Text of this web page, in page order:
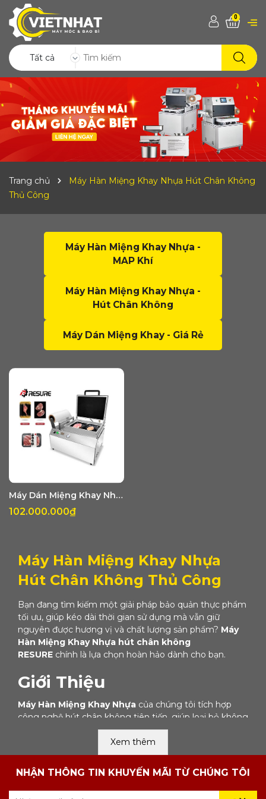
Tất cả
0
Trang chủ
Máy Hàn Miệng Khay Nhựa Hút Chân Không
Thủ Công
Máy Hàn Miệng Khay Nhựa -
MAP Khí
Máy Hàn Miệng Khay Nhựa -
Hút Chân Không
Máy Dán Miệng Khay - Giá Rẻ
Máy Dán Miệng Khay Nhựa Kèm Hút Chân Không Hoặc MAP Khí DQ240
102.000.000₫
Máy Hàn Miệng Khay Nhựa
Hút Chân Không Thủ Công
Bạn đang tìm kiếm một giải pháp bảo quản thực phẩm
tối ưu, giúp kéo dài thời gian sử dụng mà vẫn giữ
nguyên được hương vị và chất lượng sản phẩm? Máy
Hàn Miệng Khay Nhựa hút chân không
RESURE chính là lựa chọn hoàn hảo dành cho bạn.
Giới Thiệu
Máy Hàn Miệng Khay Nhựa của chúng tôi tích hợp
công nghệ hút chân không tiên tiến, giúp loại bỏ không
khí bên trong khay, ngăn chặn sự phát triển của vi
khuẩn và nấm mốc, từ đó bảo quản thực phẩm lâu hơn
gấp nhiều lần so với các phương pháp thông thường.
Xuất Xứ và Chất Lượng Vượt
Xem thêm
NHẬN THÔNG TIN KHUYẾN MÃI TỪ CHÚNG TÔI